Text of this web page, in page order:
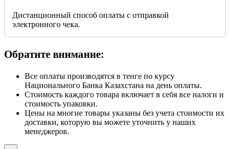
Дистанционный способ оплаты с отправкой
электронного чека.
Обратите внимание:
Все оплаты производятся в тенге по курсу
Национального Банка Казахстана на день оплаты.
Стоимость каждого товара включает в себя все налоги и
стоимость упаковки.
Цены на многие товары указаны без учета стоимости их
доставки, которую вы можете уточнить у наших
менеджеров.